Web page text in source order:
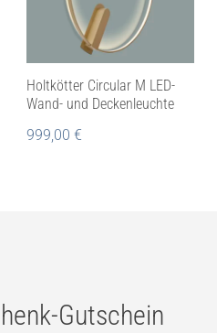
Holtkötter Circular M LED-
Wand- und Deckenleuchte
999,00 €
Gutschein